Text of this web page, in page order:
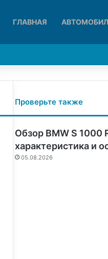
ГЛАВНАЯ
Проверьте также
Обзор BMW S 1000
характеристика и
05.08.2026